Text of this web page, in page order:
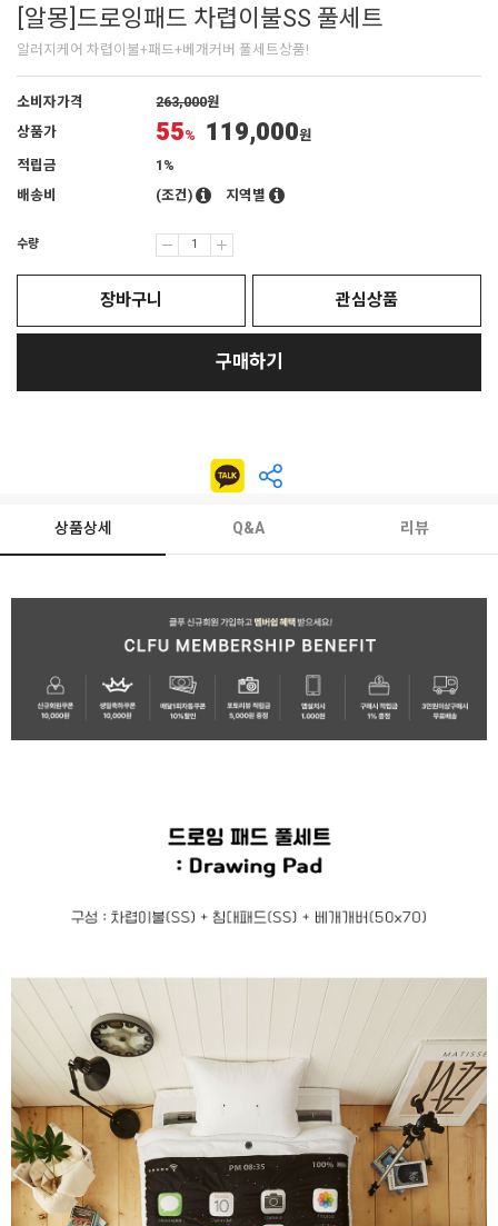
[알몽]드로잉패드 차렵이불SS 풀세트
알러지케어 차렵이불+패드+베개커버 풀세트상품!
소비자가격 263,000원
상품가
55% 119,000원
적립금
1%
배송비
(조건) 지역별
수량
장바구니 관심상품
구매하기
상품상세 Q&A 리뷰